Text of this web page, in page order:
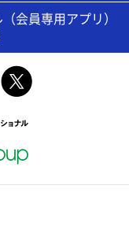
会員専用アプリ）